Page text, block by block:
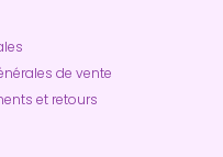
de vente
et retours